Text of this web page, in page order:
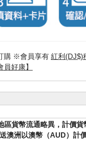
購 ※會員享有 紅利(DJ$)
員好康】
貨幣流通略異，計價
澳洲以澳幣（AUD）計